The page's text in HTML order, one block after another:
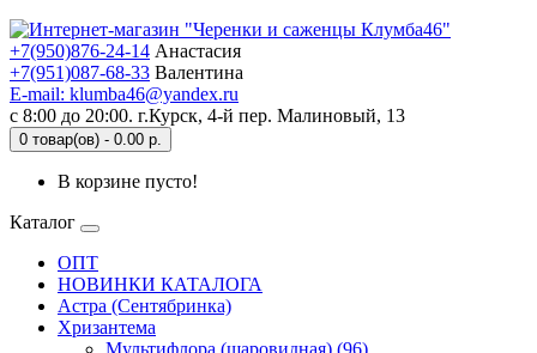
+7(950)876-24-14 Анастасия
+7(951)087-68-33 Валентина
E-mail: klumba46@yandex.ru
с 8:00 до 20:00. г.Курск, 4-й пер. Малиновый, 13
0 товар(ов) - 0.00 р.
В корзине пусто!
Каталог
ОПТ
НОВИНКИ КАТАЛОГА
Астра (Сентябринка)
Хризантема
Мультифлора (шаровидная) (96)